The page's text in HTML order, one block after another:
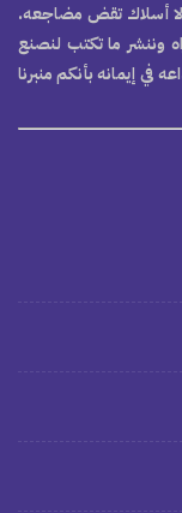
ولا أسلاك تقض مضاجعه.
وننشر ما تكتب لنصنع
في إيمانه بأنكم منبرنا